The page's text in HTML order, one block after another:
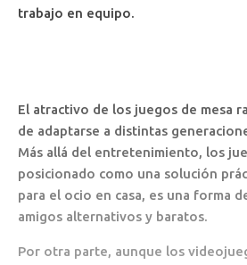
trabajo en equipo.
El atractivo de los juegos de mesa
de adaptarse a distintas
Más allá del entretenimiento, los
posicionado como una solución
para el ocio en casa, es una forma
amigos alternativos y baratos.
Por otra parte, aunque los